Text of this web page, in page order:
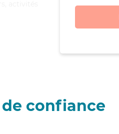
confiance